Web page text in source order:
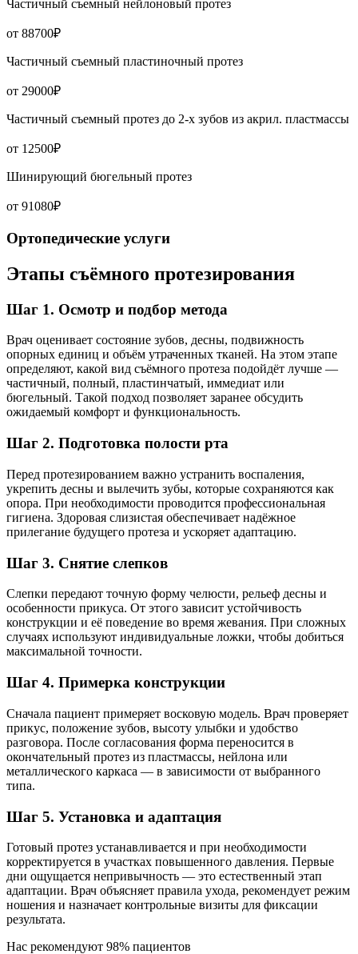
Частичный съемный нейлоновый протез
от 88700₽
Частичный съемный пластиночный протез
от 29000₽
Частичный съемный протез до 2-х зубов из акрил. пластмассы
от 12500₽
Шинирующий бюгельный протез
от 91080₽
Ортопедические услуги
Этапы съёмного протезирования
Шаг 1. Осмотр и подбор метода
Врач оценивает состояние зубов, десны, подвижность
опорных единиц и объём утраченных тканей. На этом этапе
определяют, какой вид съёмного протеза подойдёт лучше —
частичный, полный, пластинчатый, иммедиат или
бюгельный. Такой подход позволяет заранее обсудить
ожидаемый комфорт и функциональность.
Шаг 2. Подготовка полости рта
Перед протезированием важно устранить воспаления,
укрепить десны и вылечить зубы, которые сохраняются как
опора. При необходимости проводится профессиональная
гигиена. Здоровая слизистая обеспечивает надёжное
прилегание будущего протеза и ускоряет адаптацию.
Шаг 3. Снятие слепков
Слепки передают точную форму челюсти, рельеф десны и
особенности прикуса. От этого зависит устойчивость
конструкции и её поведение во время жевания. При сложных
случаях используют индивидуальные ложки, чтобы добиться
максимальной точности.
Шаг 4. Примерка конструкции
Сначала пациент примеряет восковую модель. Врач проверяет
прикус, положение зубов, высоту улыбки и удобство
разговора. После согласования форма переносится в
окончательный протез из пластмассы, нейлона или
металлического каркаса — в зависимости от выбранного
типа.
Шаг 5. Установка и адаптация
Готовый протез устанавливается и при необходимости
корректируется в участках повышенного давления. Первые
дни ощущается непривычность — это естественный этап
адаптации. Врач объясняет правила ухода, рекомендует режим
ношения и назначает контрольные визиты для фиксации
результата.
Нас рекомендуют 98% пациентов